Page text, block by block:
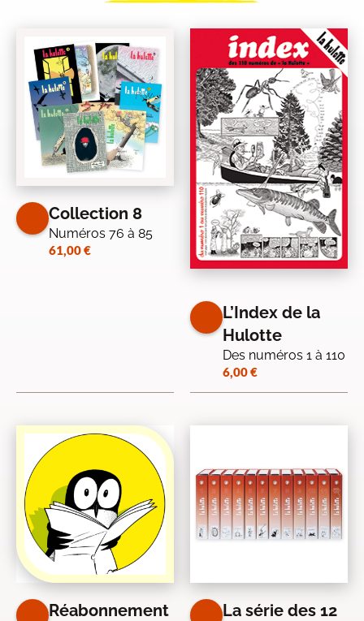
Collection 8
Numéros 76 à 85
61,00€
L’Index de la
Hulotte
Des numéros 1 à 110
6,00€
Réabonnement
La série des 12